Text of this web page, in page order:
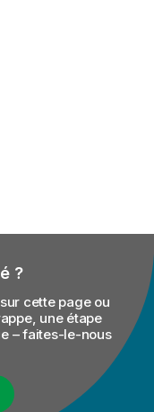
?
cette page ou
une étape
– faites-le-nous